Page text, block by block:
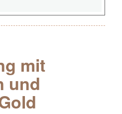
mit
und